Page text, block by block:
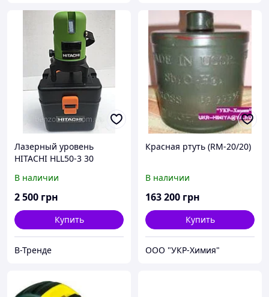
Лазерный уровень
HITACHI HLL50-3 30
В наличии
2 500 грн
Купить
В-Тренде
Красная ртуть (RM-20/20)
В наличии
163 200 грн
Купить
ООО "УКР-Химия"